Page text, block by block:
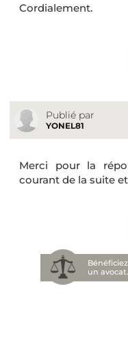
Cordialement.
Publié par
YONEL81
Merci pour la
courant de la suite
un avocat.